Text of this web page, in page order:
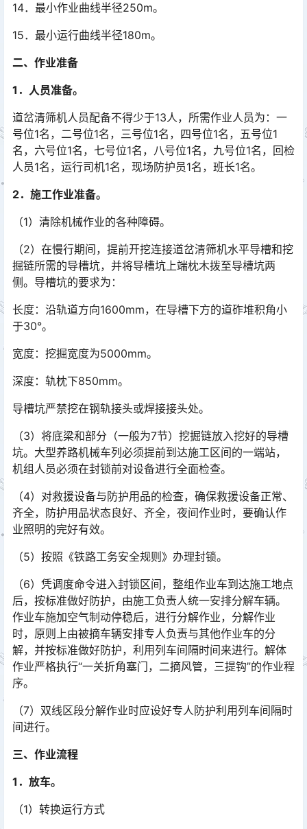
14．最小作业曲线半径250m。
15．最小运行曲线半径180m。
二、作业准备
1．人员准备。
道岔清筛机人员配备不得少于13人，所需作业人员为：一
号位1名，二号位1名，三号位1名，四号位1名，五号位1
名，六号位1名，七号位1名，八号位1名，九号位1名，回检
人员1名，运行司机1名，现场防护员1名，班长1名。󠅅󠅃󠄵󠅂󠄪󠇖󠆨󠆨󠇕󠆞󠆒󠅬󠇘󠆭󠆘󠇙󠆝󠅵󠇗󠆭󠆁󠄐󠇗󠅹󠅸󠇖󠆍󠅳󠇖󠅹󠅰󠇖󠆌󠅹
2．施工作业准备。
（1）清除机械作业的各种障碍。
（2）在慢行期间，提前开挖连接道岔清筛机水平导槽和挖
掘链所需的导槽坑，并将导槽坑上端枕木拨至导槽坑两
侧。导槽坑的要求为：
长度：沿轨道方向1600mm，在导槽下方的道砟堆积角小
于30°。
宽度：挖掘宽度为5000mm。
深度：轨枕下850mm。
导槽坑严禁挖在钢轨接头或焊接接头处。
（3）将底梁和部分（一般为7节）挖掘链放入挖好的导槽
坑。大型养路机械车列必须提前到达施工区间的一端站，
机组人员必须在封锁前对设备进行全面检查。
（4）对救援设备与防护用品的检查，确保救援设备正常、
齐全，防护用品状态良好、齐全，夜间作业时，要确认作
业照明的完好有效。
（5）按照《铁路工务安全规则》办理封锁。
（6）凭调度命令进入封锁区间，整组作业车到达施工地点
后，按标准做好防护，由施工负责人统一安排分解车辆。
作业车施加空气制动停稳后，进行分解作业，分解作业
时，原则上由被摘车辆安排专人负责与其他作业车的分
解，并按标准做好防护，利用列车间隔时间来进行。解体
作业严格执行“一关折角塞门，二摘风管，三提钩”的作业程
序。󠅅󠅃󠄵󠅂󠄪󠇖󠆨󠆨󠇕󠆞󠆒󠅬󠇘󠆭󠆘󠇙󠆝󠅵󠇗󠆭󠆁󠄐󠇗󠅹󠅸󠇖󠆍󠅳󠇖󠅹󠅰󠇖󠆌󠅹
（7）双线区段分解作业时应设好专人防护利用列车间隔时
间进行。
三、作业流程
1．放车。
（1）转换运行方式